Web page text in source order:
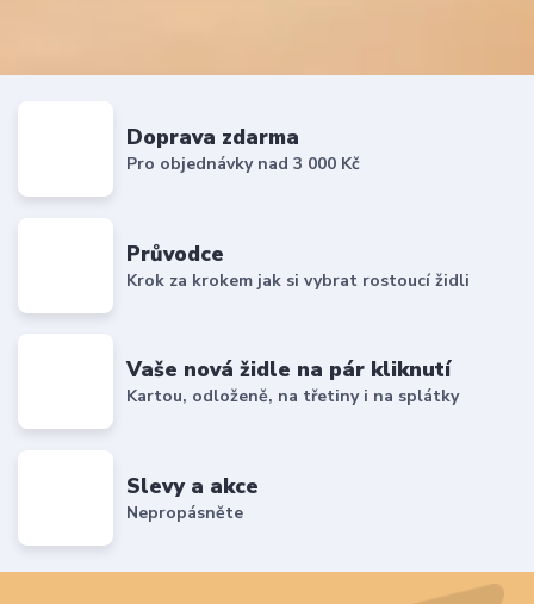
Doprava zdarma
Pro objednávky nad 3 000 Kč
Průvodce
Krok za krokem jak si vybrat rostoucí židli
Vaše nová židle na pár kliknutí
Kartou, odloženě, na třetiny i na splátky
Slevy a akce
Nepropásněte